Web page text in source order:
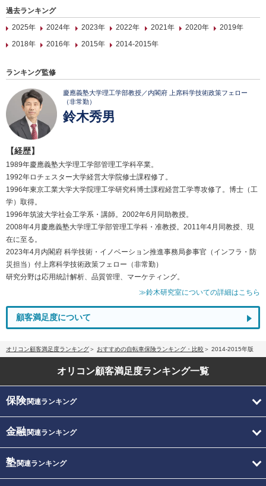
過去ランキング
2025年
2024年 2023年 2022年 2021年 2020年
2019年
2018年
2016年 2015年 2014-2015年
ランキング監修
慶應義塾大学理工学部教授／内閣府 上席科学技術政策フェロー
（非常勤）
鈴木秀男
【経歴】
1989年慶應義塾大学理工学部管理工学科卒業。
1992年ロチェスター大学経営大学院修士課程修了。
1996年東京工業大学大学院理工学研究科博士課程経営工学専攻修了。博士（工
学）取得。
1996年筑波大学社会工学系・講師。2002年6月同助教授。
2008年4月慶應義塾大学理工学部管理工学科・准教授。2011年4月同教授、現
在に至る。
2023年4月内閣府 科学技術・イノベーション推進事務局参事官（インフラ・防
災担当）付上席科学技術政策フェロー（非常勤）
研究分野は応用統計解析、品質管理、マーケティング。
≫鈴木研究室についての詳細はこちら
顧客満足度について
オリコン顧客満足度ランキング おすすめの自転車保険ランキング・比較 2014-2015年版
オリコン顧客満足度ランキング一覧
保険関連ランキング
金融関連ランキング
塾関連ランキング